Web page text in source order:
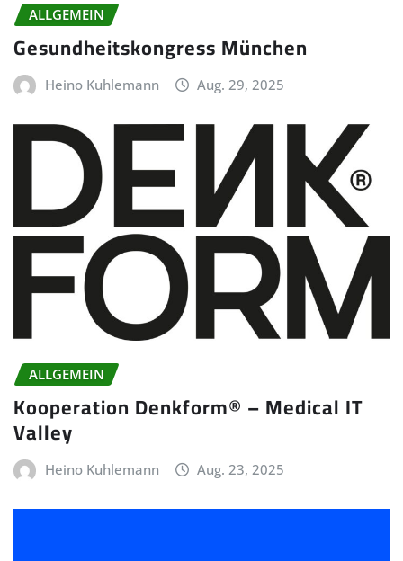
ALLGEMEIN
Gesundheitskongress München
Heino Kuhlemann Aug. 29, 2025
ALLGEMEIN
Kooperation Denkform® – Medical IT
Valley
Heino Kuhlemann Aug. 23, 2025